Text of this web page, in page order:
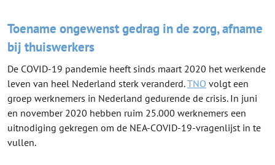
Toename ongewenst gedrag in de zorg, afname
bij thuiswerkers
De COVID-19 pandemie heeft sinds maart 2020 het werkende
leven van heel Nederland sterk veranderd.TNO volgt een
groep werknemers in Nederland gedurende de crisis. In juni
en november 2020 hebben ruim 25.000 werknemers een
uitnodiging gekregen om de NEA-COVID-19-vragenlijst in te
vullen.